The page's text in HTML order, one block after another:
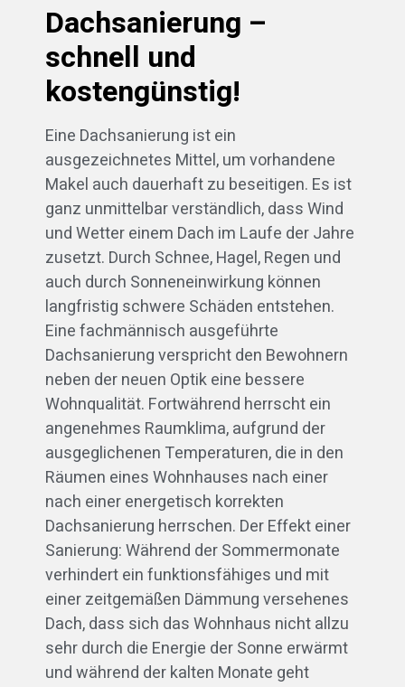
Dachsanierung –
schnell und
kostengünstig!
Eine Dachsanierung ist ein
ausgezeichnetes Mittel, um vorhandene
Makel auch dauerhaft zu beseitigen. Es ist
ganz unmittelbar verständlich, dass Wind
und Wetter einem Dach im Laufe der Jahre
zusetzt. Durch Schnee, Hagel, Regen und
auch durch Sonneneinwirkung können
langfristig schwere Schäden entstehen.
Eine fachmännisch ausgeführte
Dachsanierung verspricht den Bewohnern
neben der neuen Optik eine bessere
Wohnqualität. Fortwährend herrscht ein
angenehmes Raumklima, aufgrund der
ausgeglichenen Temperaturen, die in den
Räumen eines Wohnhauses nach einer
nach einer energetisch korrekten
Dachsanierung herrschen. Der Effekt einer
Sanierung: Während der Sommermonate
verhindert ein funktionsfähiges und mit
einer zeitgemäßen Dämmung versehenes
Dach, dass sich das Wohnhaus nicht allzu
sehr durch die Energie der Sonne erwärmt
und während der kalten Monate geht